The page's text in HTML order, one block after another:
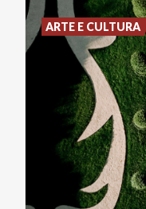
ARTE E CULTURA